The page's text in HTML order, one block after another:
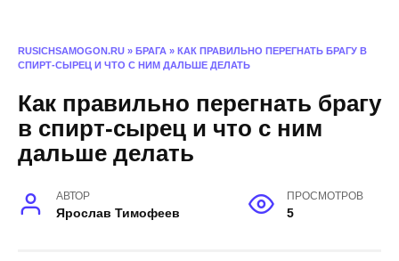
RUSICHSAMOGON.RU » БРАГА » КАК ПРАВИЛЬНО ПЕРЕГНАТЬ БРАГУ В
СПИРТ-СЫРЕЦ И ЧТО С НИМ ДАЛЬШЕ ДЕЛАТЬ
Как правильно перегнать брагу
в спирт-сырец и что с ним
дальше делать
АВТОР
Ярослав Тимофеев
ПРОСМОТРОВ
5